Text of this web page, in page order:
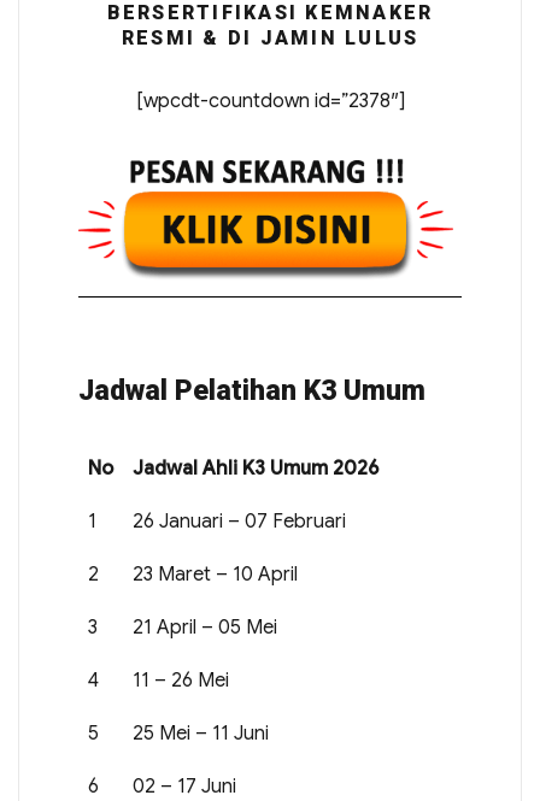
BERSERTIFIKASI KEMNAKER
RESMI & DI JAMIN LULUS
[wpcdt-countdown id=”2378″]
Jadwal Pelatihan K3 Umum
No Jadwal Ahli K3 Umum 2026
1 26 Januari – 07 Februari
2 23 Maret – 10 April
3 21 April – 05 Mei
4 11 – 26 Mei
5 25 Mei – 11 Juni
6 02 – 17 Juni